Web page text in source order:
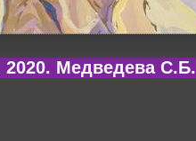
2020. Медведева С.Б.